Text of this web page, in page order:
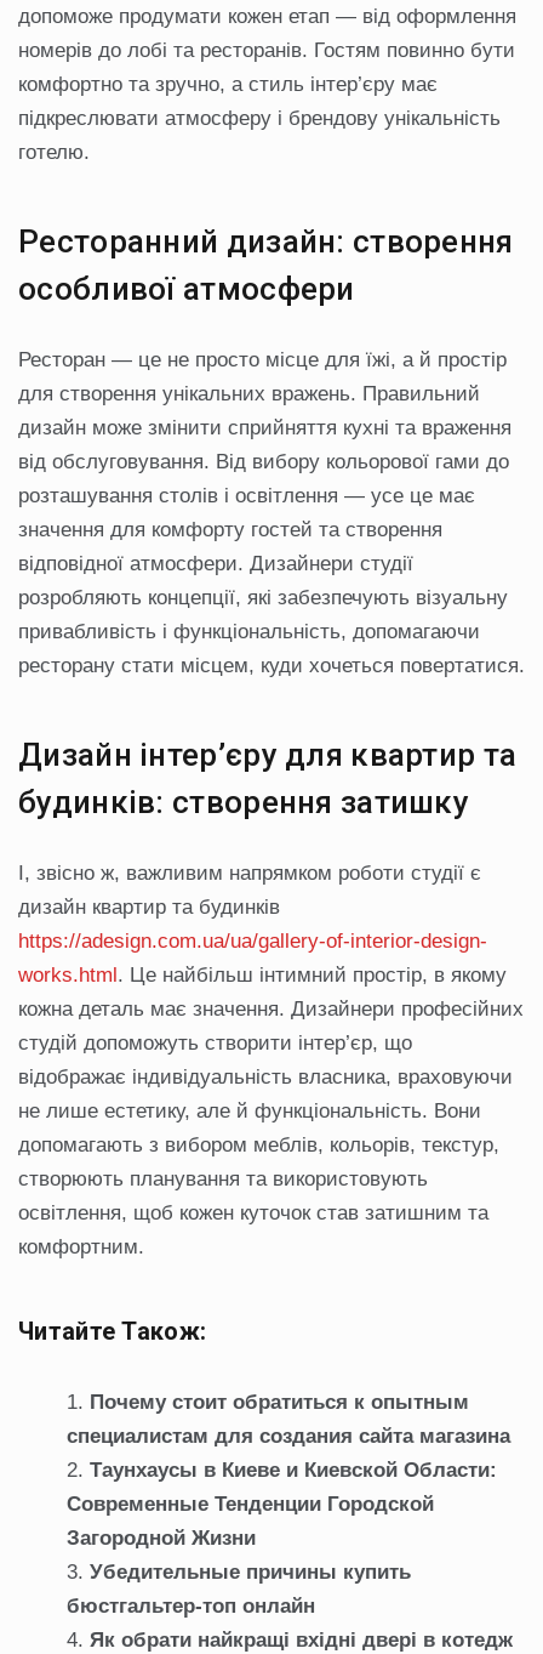
допоможе продумати кожен етап — від оформлення
номерів до лобі та ресторанів. Гостям повинно бути
комфортно та зручно, а стиль інтер’єру має
підкреслювати атмосферу і брендову унікальність
готелю.
Ресторанний дизайн: створення
особливої атмосфери
Ресторан — це не просто місце для їжі, а й простір
для створення унікальних вражень. Правильний
дизайн може змінити сприйняття кухні та враження
від обслуговування. Від вибору кольорової гами до
розташування столів і освітлення — усе це має
значення для комфорту гостей та створення
відповідної атмосфери. Дизайнери студії
розробляють концепції, які забезпечують візуальну
привабливість і функціональність, допомагаючи
ресторану стати місцем, куди хочеться повертатися.
Дизайн інтер’єру для квартир та
будинків: створення затишку
І, звісно ж, важливим напрямком роботи студії є
дизайн квартир та будинків
https://adesign.com.ua/ua/gallery-of-interior-design-
works.html . Це найбільш інтимний простір, в якому
кожна деталь має значення. Дизайнери професійних
студій допоможуть створити інтер’єр, що
відображає індивідуальність власника, враховуючи
не лише естетику, але й функціональність. Вони
допомагають з вибором меблів, кольорів, текстур,
створюють планування та використовують
освітлення, щоб кожен куточок став затишним та
комфортним.
Читайте Також:
Почему стоит обратиться к опытным
специалистам для создания сайта магазина
Таунхаусы в Киеве и Киевской Области:
Современные Тенденции Городской
Загородной Жизни
Убедительные причины купить
бюстгальтер-топ онлайн
Як обрати найкращі вхідні двері в котедж